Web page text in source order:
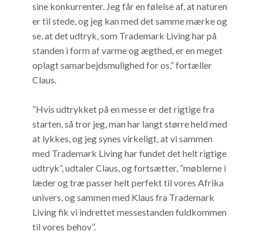
sine konkurrenter. Jeg får en følelse af, at naturen
er til stede, og jeg kan med det samme mærke og
se, at det udtryk, som Trademark Living har på
standen i form af varme og ægthed, er en meget
oplagt samarbejdsmulighed for os,” fortæller
Claus.
”Hvis udtrykket på en messe er det rigtige fra
starten, så tror jeg, man har langt større held med
at lykkes, og jeg synes virkeligt, at vi sammen
med Trademark Living har fundet det helt rigtige
udtryk”, udtaler Claus, og fortsætter, ”møblerne i
læder og træ passer helt perfekt til vores Afrika
univers, og sammen med Klaus fra Trademark
Living fik vi indrettet messestanden fuldkommen
til vores behov”.